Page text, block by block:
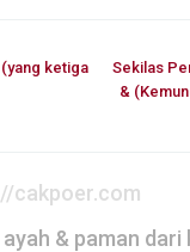
ketiga
Sekilas
&
cakpoer.com
& paman dari